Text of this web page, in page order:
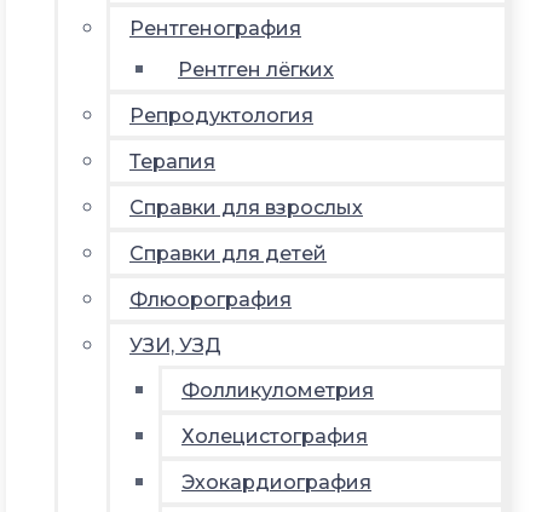
Рентгенография
Рентген лёгких
Репродуктология
Терапия
Справки для взрослых
Справки для детей
Флюорография
УЗИ, УЗД
Фолликулометрия
Холецистография
Эхокардиография